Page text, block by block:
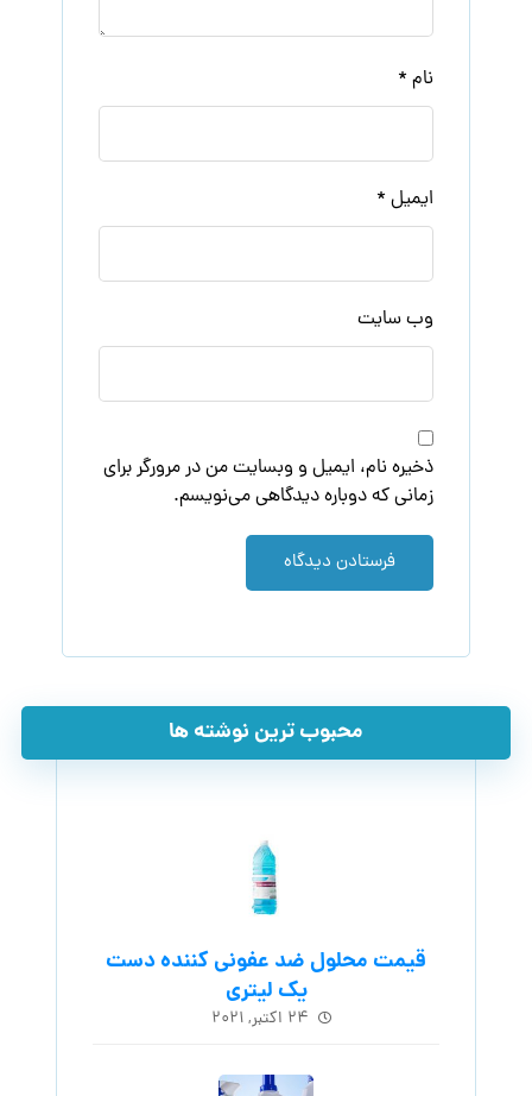
نام *
ایمیل *
وب‌ سایت
ذخیره نام، ایمیل و وبسایت من در مرورگر برای
زمانی که دوباره دیدگاهی می‌نویسم.
فرستادن دیدگاه
محبوب ترین نوشته ها
قیمت محلول ضد عفونی کننده دست
یک لیتری
۲۴ اکتبر, ۲۰۲۱